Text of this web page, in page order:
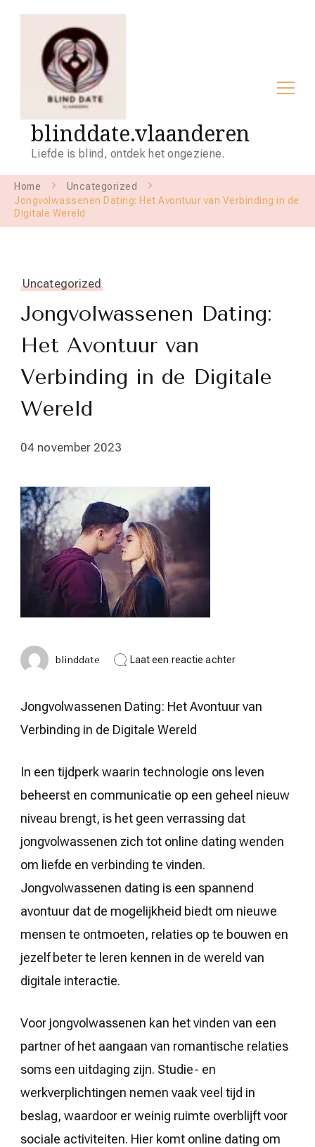
blinddate.vlaanderen
Liefde is blind, ontdek het ongeziene.
Home
Uncategorized
Jongvolwassenen Dating: Het Avontuur van Verbinding in de
Digitale Wereld
Uncategorized
Jongvolwassenen Dating:
Het Avontuur van
Verbinding in de Digitale
Wereld
04 november 2023
blinddate Laat een reactie achterop
Avontuur
Digitale
Jongvolwassenen Dating: Het Avontuur van
Verbinding in de Digitale Wereld
In een tijdperk waarin technologie ons leven
beheerst en communicatie op een geheel nieuw
niveau brengt, is het geen verrassing dat
jongvolwassenen zich tot online dating wenden
om liefde en verbinding te vinden.
Jongvolwassenen dating is een spannend
avontuur dat de mogelijkheid biedt om nieuwe
mensen te ontmoeten, relaties op te bouwen en
jezelf beter te leren kennen in de wereld van
digitale interactie.
Voor jongvolwassenen kan het vinden van een
partner of het aangaan van romantische relaties
soms een uitdaging zijn. Studie- en
werkverplichtingen nemen vaak veel tijd in
beslag, waardoor er weinig ruimte overblijft voor
sociale activiteiten. Hier komt online dating om